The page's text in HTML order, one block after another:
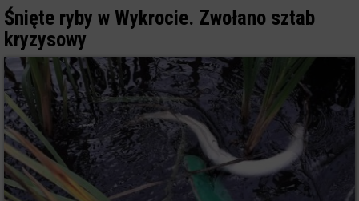
Śnięte ryby w Wykrocie. Zwołano sztab
kryzysowy